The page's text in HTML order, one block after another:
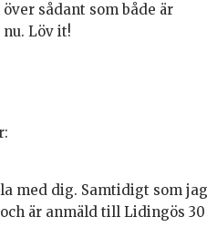
sådant som både är
Löv it!
med dig. Samtidigt som jag
är anmäld till Lidingös 30